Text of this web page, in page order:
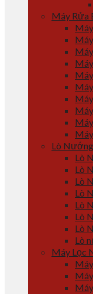
Máy Rửa
Lò Nướng
Lò
Lò
Lò
Lò
Lò
Lò
Lò
Lò
Máy Lọc